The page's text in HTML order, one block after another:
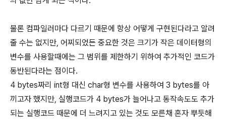
물론 컴파일러마다 다르기 때문에 항상 어떻게 구현된다라고 알려
줄 수는 없지만, 어찌되었든 중요한 것은 크기가 작은 데이터형의
변수를 사용할때에는 그 범위를 제한하기 위하여 추가적인 코드가
동반된다라는 점이다.
4 bytes짜리 int형 대신 char형 변수를 사용하여 3 bytes를 아
끼고자 했지만, 실행코드가 4 bytes가 늘어나고 동작속도도 추가
되는 실행코드 때문에 더 느려지고 있는 것도 모른채 혼자 뿌듯해